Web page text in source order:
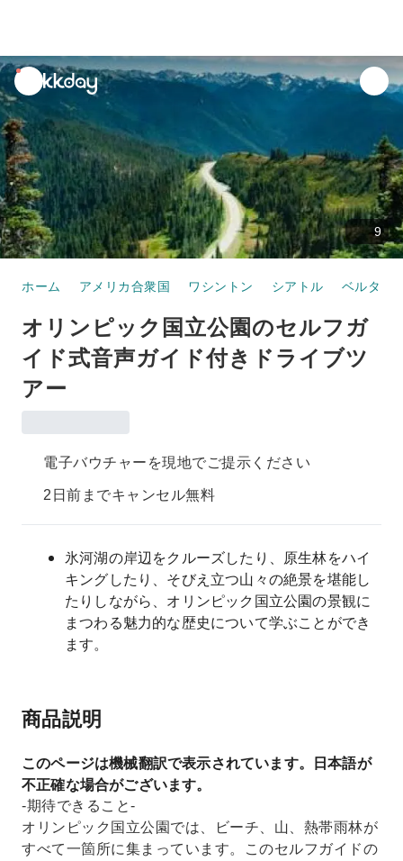
unread
notifications
9
ホーム アメリカ合衆国 ワシントン シアトル ベルタウ
オリンピック国立公園のセルフガ
イド式音声ガイド付きドライブツ
アー
電子バウチャーを現地でご提示ください
2日前までキャンセル無料
氷河湖の岸辺をクルーズしたり、原生林をハイ
キングしたり、そびえ立つ山々の絶景を堪能し
たりしながら、オリンピック国立公園の景観に
まつわる魅力的な歴史について学ぶことができ
ます。
商品説明
このページは機械翻訳で表示されています。日本語が
不正確な場合がございます。
-期待できること-
オリンピック国立公園では、ビーチ、山、熱帯雨林が
すべて一箇所に集まっています。このセルフガイドの